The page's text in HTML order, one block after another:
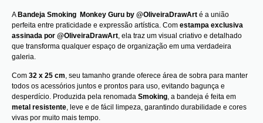
ABandeja Smoking Monkey Guru by @OliveiraDrawArt é a união
perfeita entre praticidade e expressão artística. Com estampa exclusiva
assinada por @OliveiraDrawArt , ela traz um visual criativo e detalhado
que transforma qualquer espaço de organização em uma verdadeira
galeria.
Com 32 x 25 cm, seu tamanho grande oferece área de sobra para manter
todos os acessórios juntos e prontos para uso, evitando bagunça e
desperdício. Produzida pela renomada Smoking, a bandeja é feita em
metal resistente, leve e de fácil limpeza, garantindo durabilidade e cores
vivas por muito mais tempo.